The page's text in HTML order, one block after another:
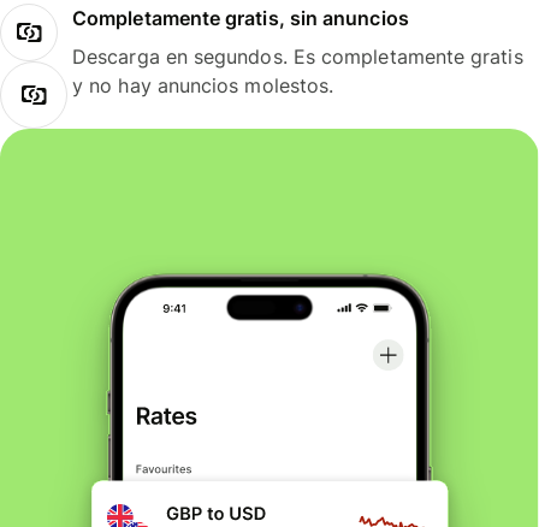
Completamente gratis, sin anuncios
Descarga en segundos. Es completamente gratis
y no hay anuncios molestos.